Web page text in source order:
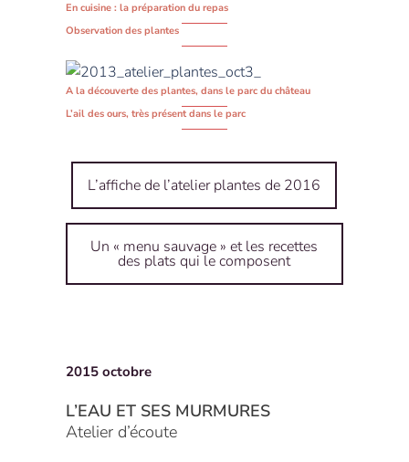
En cuisine : la préparation du repas
Observation des plantes
A la découverte des plantes, dans le parc du château
L’ail des ours, très présent dans le parc
L’affiche de l’atelier plantes de 2016
Un « menu sauvage » et les recettes
des plats qui le composent
2015 octobre
L’EAU ET SES MURMURES
Atelier d’écoute